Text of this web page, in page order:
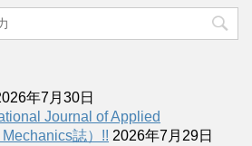
年7月30日
Journal of Applied
誌）!! 2026年7月29日